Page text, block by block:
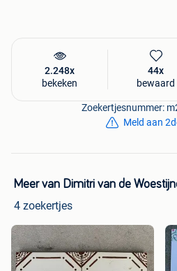
2.248x
bekeken
44x
bewaard
Zoekertjesnummer:
Meld aan
Meer van Dimitri van de
4 zoekertjes